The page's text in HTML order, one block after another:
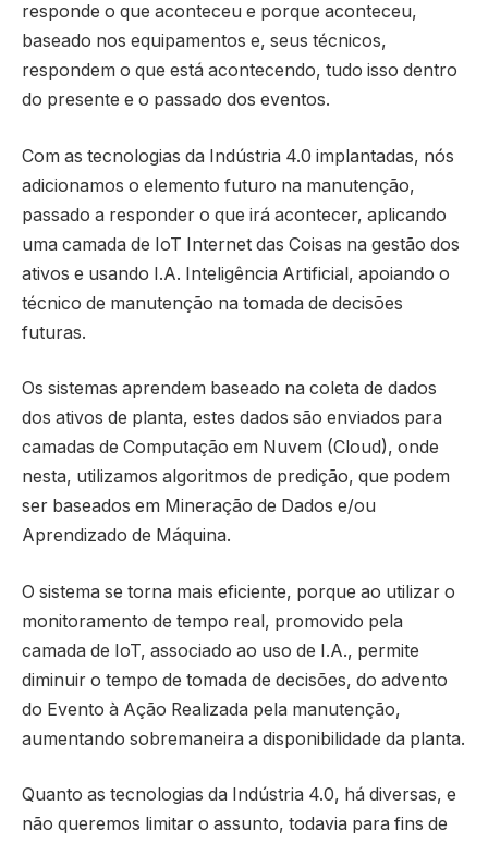
responde o que aconteceu e porque aconteceu,
baseado nos equipamentos e, seus técnicos,
respondem o que está acontecendo, tudo isso dentro
do presente e o passado dos eventos.
Com as tecnologias da Indústria 4.0 implantadas, nós
adicionamos o elemento futuro na manutenção,
passado a responder o que irá acontecer, aplicando
uma camada de IoT Internet das Coisas na gestão dos
ativos e usando I.A. Inteligência Artificial, apoiando o
técnico de manutenção na tomada de decisões
futuras.
Os sistemas aprendem baseado na coleta de dados
dos ativos de planta, estes dados são enviados para
camadas de Computação em Nuvem (Cloud), onde
nesta, utilizamos algoritmos de predição, que podem
ser baseados em Mineração de Dados e/ou
Aprendizado de Máquina.
O sistema se torna mais eficiente, porque ao utilizar o
monitoramento de tempo real, promovido pela
camada de IoT, associado ao uso de I.A., permite
diminuir o tempo de tomada de decisões, do advento
do Evento à Ação Realizada pela manutenção,
aumentando sobremaneira a disponibilidade da planta.
Quanto as tecnologias da Indústria 4.0, há diversas, e
não queremos limitar o assunto, todavia para fins de